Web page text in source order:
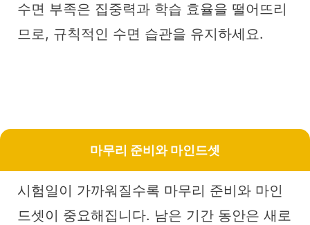
수면 부족은 집중력과 학습 효율을 떨어뜨리
므로, 규칙적인 수면 습관을 유지하세요.
마무리 준비와 마인드셋
시험일이 가까워질수록 마무리 준비와 마인
드셋이 중요해집니다. 남은 기간 동안은 새로